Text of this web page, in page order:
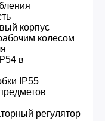
корпус
колесом
в
IP55
регулятор